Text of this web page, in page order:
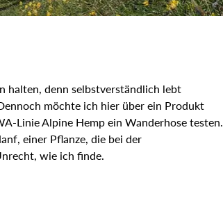
halten, denn selbstverständlich lebt
möchte ich hier über ein Produkt
Linie Alpine Hemp ein Wanderhose testen.
einer Pflanze, die bei der
wie ich finde.